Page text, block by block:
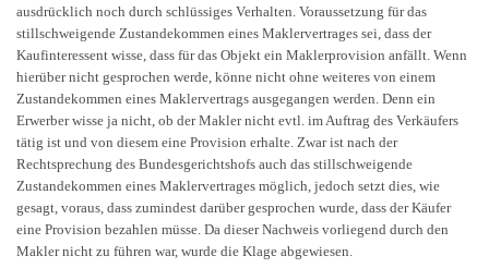
ausdrücklich noch durch schlüssiges Verhalten. Voraussetzung für das
stillschweigende Zustandekommen eines Maklervertrages sei, dass der
Kaufinteressent wisse, dass für das Objekt ein Maklerprovision anfällt. Wenn
hierüber nicht gesprochen werde, könne nicht ohne weiteres von einem
Zustandekommen eines Maklervertrags ausgegangen werden. Denn ein
Erwerber wisse ja nicht, ob der Makler nicht evtl. im Auftrag des Verkäufers
tätig ist und von diesem eine Provision erhalte. Zwar ist nach der
Rechtsprechung des Bundesgerichtshofs auch das stillschweigende
Zustandekommen eines Maklervertrages möglich, jedoch setzt dies, wie
gesagt, voraus, dass zumindest darüber gesprochen wurde, dass der Käufer
eine Provision bezahlen müsse. Da dieser Nachweis vorliegend durch den
Makler nicht zu führen war, wurde die Klage abgewiesen.